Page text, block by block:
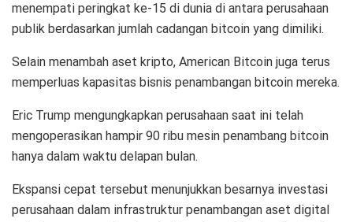
menempati peringkat ke-15 di dunia di antara perusahaan
publik berdasarkan jumlah cadangan bitcoin yang dimiliki.
Selain menambah aset kripto, American Bitcoin juga terus
memperluas kapasitas bisnis penambangan bitcoin mereka.
Eric Trump mengungkapkan perusahaan saat ini telah
mengoperasikan hampir 90 ribu mesin penambang bitcoin
hanya dalam waktu delapan bulan.
Ekspansi cepat tersebut menunjukkan besarnya investasi
perusahaan dalam infrastruktur penambangan aset digital